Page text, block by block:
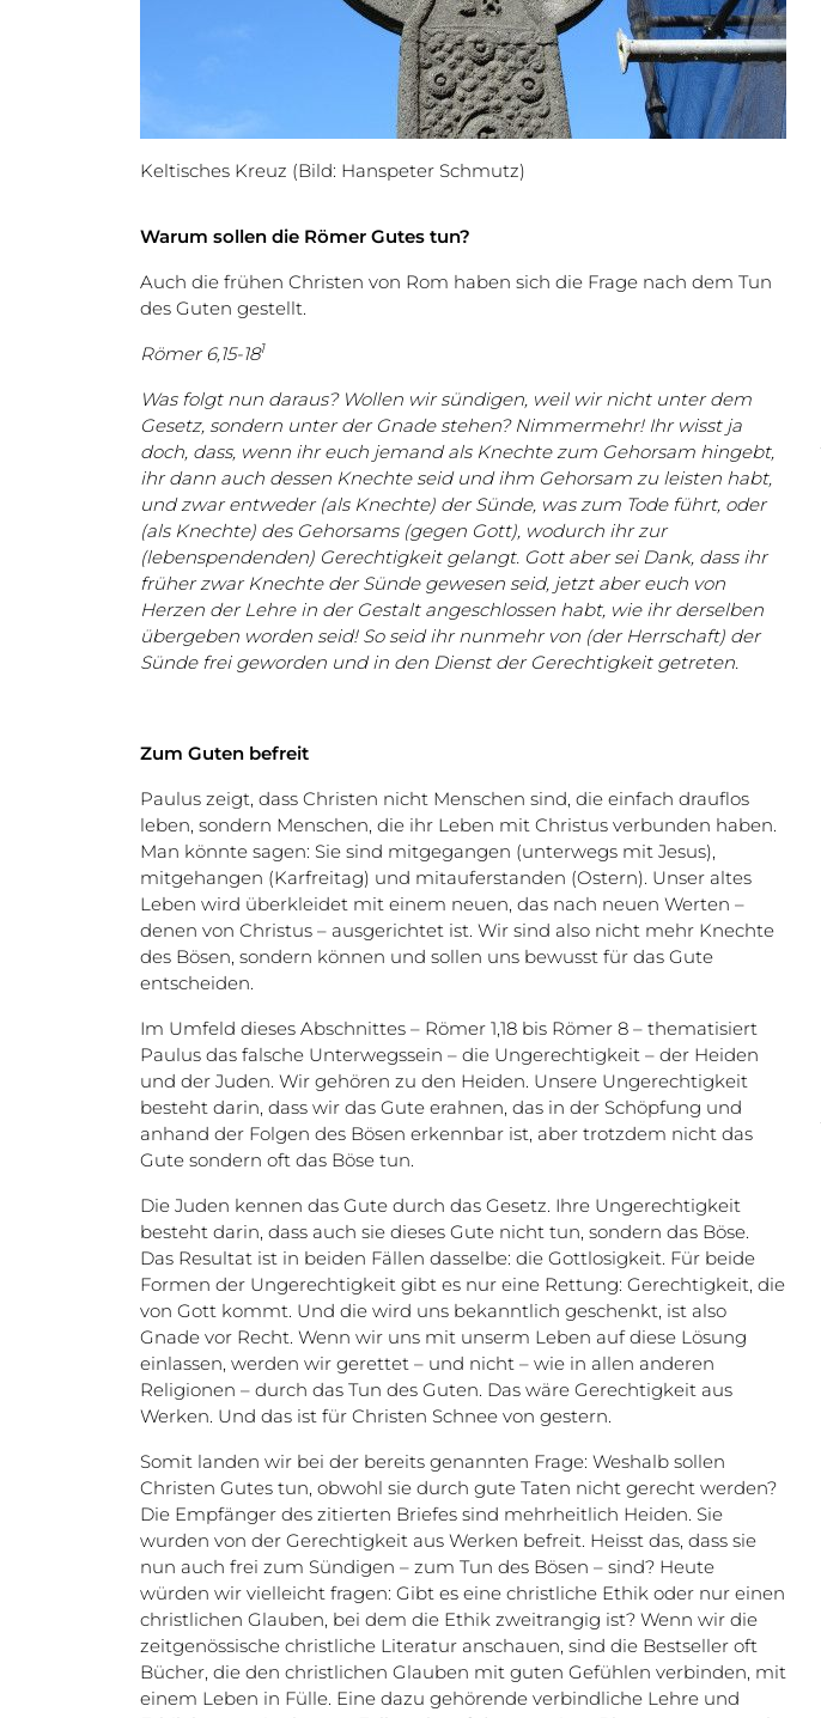
Keltisches Kreuz (Bild: Hanspeter Schmutz)
Warum sollen die Römer Gutes tun?
Auch die frühen Christen von Rom haben sich die Frage nach dem Tun
des Guten gestellt.
Römer 6,15-181
Was folgt nun daraus? Wollen wir sündigen, weil wir nicht unter dem
Gesetz, sondern unter der Gnade stehen? Nimmermehr! Ihr wisst ja
doch, dass, wenn ihr euch jemand als Knechte zum Gehorsam hingebt,
ihr dann auch dessen Knechte seid und ihm Gehorsam zu leisten habt,
und zwar entweder (als Knechte) der Sünde, was zum Tode führt, oder
(als Knechte) des Gehorsams (gegen Gott), wodurch ihr zur
(lebenspendenden) Gerechtigkeit gelangt. Gott aber sei Dank, dass ihr
früher zwar Knechte der Sünde gewesen seid, jetzt aber euch von
Herzen der Lehre in der Gestalt angeschlossen habt, wie ihr derselben
übergeben worden seid! So seid ihr nunmehr von (der Herrschaft) der
Sünde frei geworden und in den Dienst der Gerechtigkeit getreten.
Zum Guten befreit
Paulus zeigt, dass Christen nicht Menschen sind, die einfach drauflos
leben, sondern Menschen, die ihr Leben mit Christus verbunden haben.
Man könnte sagen: Sie sind mitgegangen (unterwegs mit Jesus),
mitgehangen (Karfreitag) und mitauferstanden (Ostern). Unser altes
Leben wird überkleidet mit einem neuen, das nach neuen Werten –
denen von Christus – ausgerichtet ist. Wir sind also nicht mehr Knechte
des Bösen, sondern können und sollen uns bewusst für das Gute
entscheiden.
Im Umfeld dieses Abschnittes – Römer 1,18 bis Römer 8 – thematisiert
Paulus das falsche Unterwegssein – die Ungerechtigkeit – der Heiden
und der Juden. Wir gehören zu den Heiden. Unsere Ungerechtigkeit
besteht darin, dass wir das Gute erahnen, das in der Schöpfung und
anhand der Folgen des Bösen erkennbar ist, aber trotzdem nicht das
Gute sondern oft das Böse tun.
Die Juden kennen das Gute durch das Gesetz. Ihre Ungerechtigkeit
besteht darin, dass auch sie dieses Gute nicht tun, sondern das Böse.
Das Resultat ist in beiden Fällen dasselbe: die Gottlosigkeit. Für beide
Formen der Ungerechtigkeit gibt es nur eine Rettung: Gerechtigkeit, die
von Gott kommt. Und die wird uns bekanntlich geschenkt, ist also
Gnade vor Recht. Wenn wir uns mit unserm Leben auf diese Lösung
einlassen, werden wir gerettet – und nicht – wie in allen anderen
Religionen – durch das Tun des Guten. Das wäre Gerechtigkeit aus
Werken. Und das ist für Christen Schnee von gestern.
Somit landen wir bei der bereits genannten Frage: Weshalb sollen
Christen Gutes tun, obwohl sie durch gute Taten nicht gerecht werden?
Die Empfänger des zitierten Briefes sind mehrheitlich Heiden. Sie
wurden von der Gerechtigkeit aus Werken befreit. Heisst das, dass sie
nun auch frei zum Sündigen – zum Tun des Bösen – sind? Heute
würden wir vielleicht fragen: Gibt es eine christliche Ethik oder nur einen
christlichen Glauben, bei dem die Ethik zweitrangig ist? Wenn wir die
zeitgenössische christliche Literatur anschauen, sind die Bestseller oft
Bücher, die den christlichen Glauben mit guten Gefühlen verbinden, mit
einem Leben in Fülle. Eine dazu gehörende verbindliche Lehre und